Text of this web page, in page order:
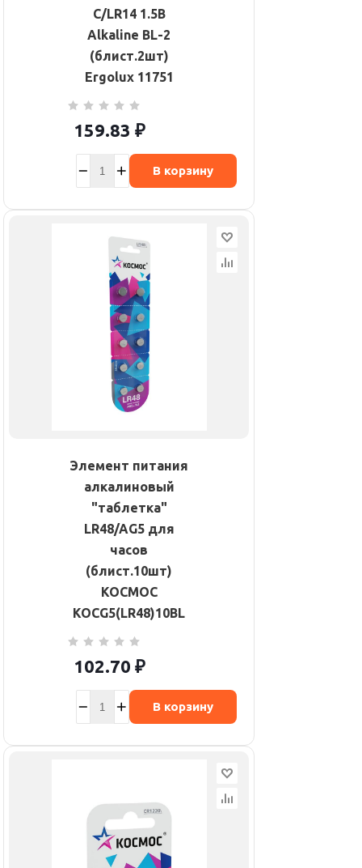
C/LR14 1.5В
Alkaline BL-2
(блист.2шт)
Ergolux 11751
159.83 ₽
В корзину
Элемент питания
алкалиновый
"таблетка"
LR48/AG5 для
часов
(блист.10шт)
КОСМОС
KOCG5(LR48)10BL
102.70 ₽
В корзину